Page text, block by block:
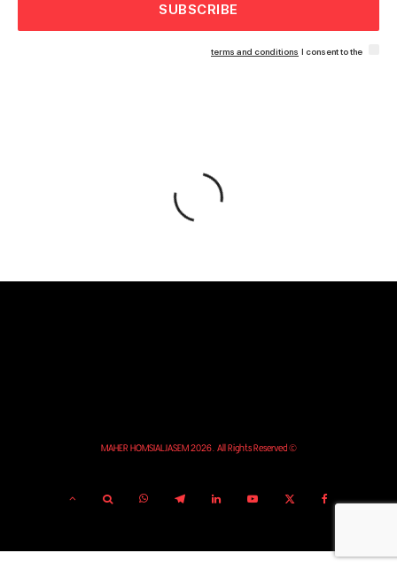
SUBSCRIBE
I consent to the
terms and conditions
© MAHER HOMSIALJASEM 2026. All Rights Reserved